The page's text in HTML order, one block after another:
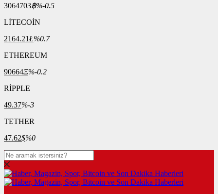
3064703฿%-0.5
LİTECOİN
2164.21Ł%0.7
ETHEREUM
90664Ξ%-0.2
RİPPLE
49.37%-3
TETHER
47.62$%0